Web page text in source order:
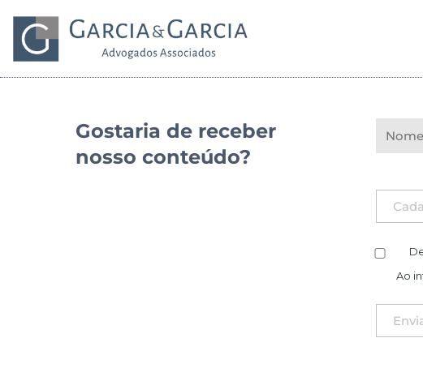
Gostaria de receber
nosso conteúdo?
Ao